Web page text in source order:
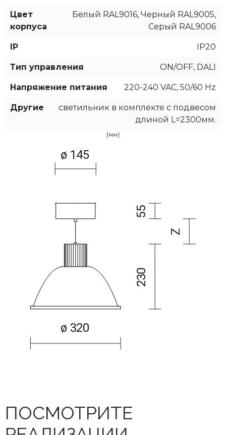
Цвет
корпуса
Белый RAL9016, Черный RAL9005,
Серый RAL9006
IP IP20
Тип управления ON/OFF, DALI
Напряжение питания 220-240 VAC, 50/60 Hz
Другие
светильник в комплекте с подвесом
длиной L=2300мм.
[мм]
ПОСМОТРИТЕ